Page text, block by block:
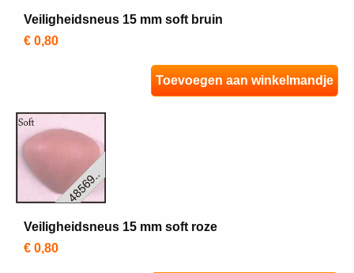
Veiligheidsneus 15 mm soft bruin
€ 0,80
Toevoegen aan winkelmandje
Veiligheidsneus 15 mm soft roze
€ 0,80